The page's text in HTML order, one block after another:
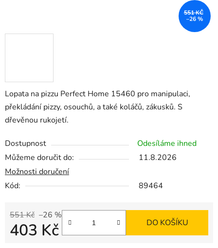
Lopata na pizzu Perfect Home 15460 pro manipulaci,
překládání pizzy, osouchů, a také koláčů, zákusků. S
dřevěnou rukojetí.
Dostupnost
Odesíláme ihned
Můžeme doručit do:
11.8.2026
Možnosti doručení
Kód:
89464
551 Kč –26 %
403 Kč DO KOŠÍKU
551 KČ
–26 %